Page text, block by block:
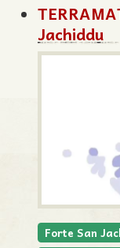
Jachiddu
Forte San